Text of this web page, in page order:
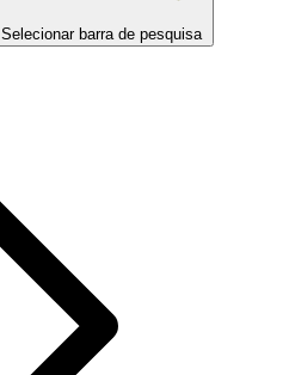
Selecionar barra de pesquisa